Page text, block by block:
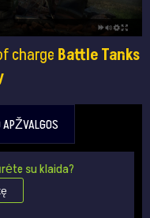
charge Battle Tanks
APŽVALGOS
su klaida?